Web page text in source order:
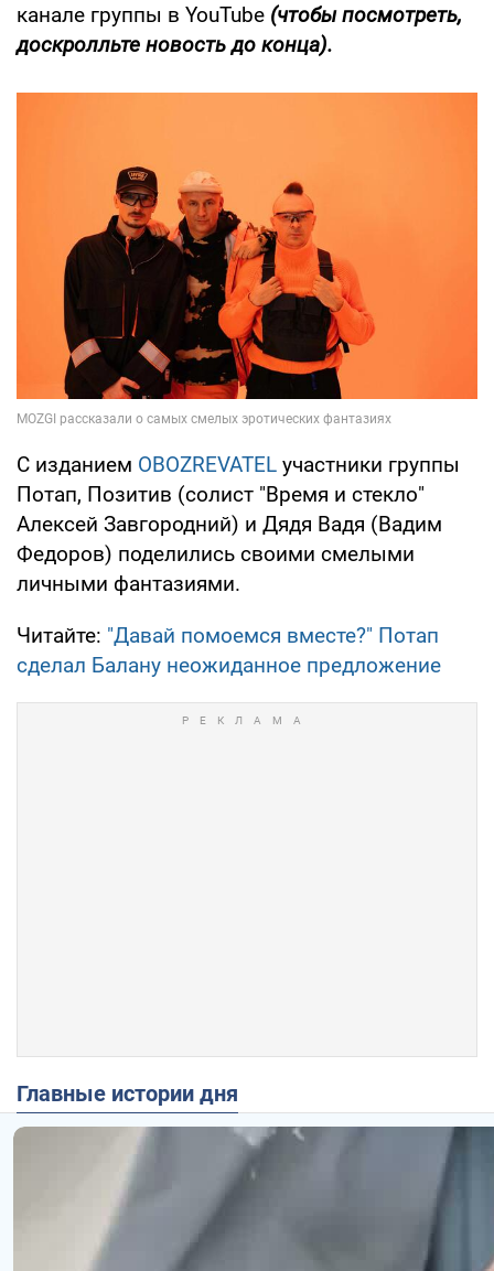
канале группы в YouTube (чтобы посмотреть,
доскролльте новость до конца).
С изданием OBOZREVATEL участники группы
Потап, Позитив (солист "Время и стекло"
Алексей Завгородний) и Дядя Вадя (Вадим
Федоров) поделились своими смелыми
личными фантазиями.
Читайте: "Давай помоемся вместе?" Потап
сделал Балану неожиданное предложение
Главные истории дня